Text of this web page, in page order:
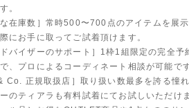
。
な在庫数］常時500〜700点のアイテムを展
にお手に取ってご試着頂けます。
ドバイザーのサポート］1枠1組限定の完全予
、プロによるコーディネート相談が可能です
Co. 正規取扱店］取り扱い数最多を誇る憧
のティアラも有料試着にてお試しいただけ